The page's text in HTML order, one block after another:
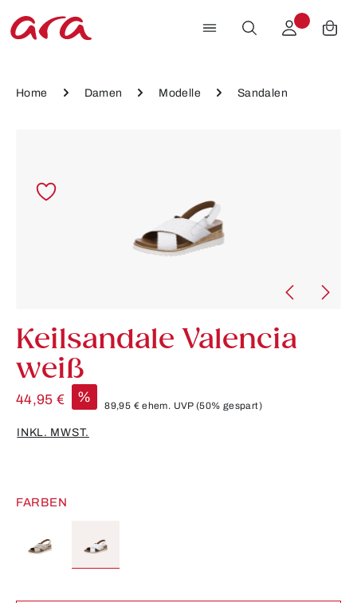
Zum Hauptinhalt springen
Home Damen Modelle Sandalen
Keilsandale Valencia
weiß
44,95 € %
89,95 €ehem. UVP(50% gespart)
INKL. MWST.
FARBEN